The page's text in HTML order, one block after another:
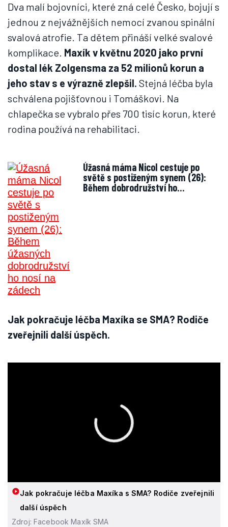
Dva malí bojovníci, které zná celé Česko, bojují s
jednou z nejvážnějších nemocí zvanou spinální
svalová atrofie. Ta dětem přináší velké svalové
komplikace. Maxík v květnu 2020 jako první
dostal lék Zolgensma za 52 milionů korun a
jeho stav s e výrazně zlepšil. Stejná léčba byla
schválena pojišťovnou i Tomáškovi. Na
chlapečka se vybralo přes 700 tisíc korun, které
rodina používá na rehabilitaci.
Úžasná máma Nicol cestuje po
světě s postiženým synem (26):
Během dobrodružství ho…
Jak pokračuje léčba Maxíka se SMA? Rodiče
zveřejnili další úspěch.
Jak pokračuje léčba Maxíka s SMA? Rodiče zveřejnili
další úspěch
Zdroj: Facebook Maxík SMA